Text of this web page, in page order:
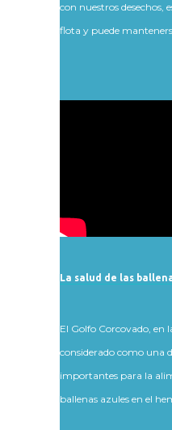
con nuestros desechos,
flota y puede
La salud de las
El Golfo Corcovado, en
considerado como una
importantes para la
ballenas azules en el